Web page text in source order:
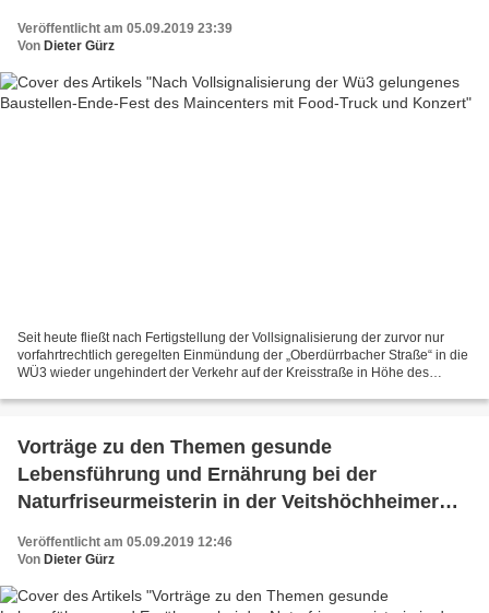
Veröffentlicht am 05.09.2019 23:39
Von Dieter Gürz
Seit heute fließt nach Fertigstellung der Vollsignalisierung der zurvor nur
vorfahrtrechtlich geregelten Einmündung der „Oberdürrbacher Straße“ in die
WÜ3 wieder ungehindert der Verkehr auf der Kreisstraße in Höhe des
Vorträge zu den Themen gesunde
Lebensführung und Ernährung bei der
Naturfriseurmeisterin in der Veitshöchheimer
Veröffentlicht am 05.09.2019 12:46
Von Dieter Gürz